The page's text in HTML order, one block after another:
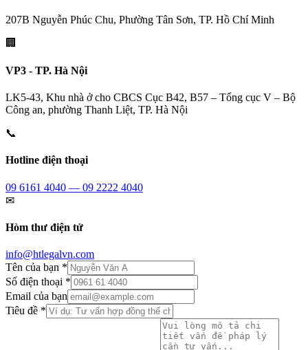
207B Nguyễn Phúc Chu, Phường Tân Sơn, TP. Hồ Chí Minh
🏢
VP3 - TP. Hà Nội
LK5-43, Khu nhà ở cho CBCS Cục B42, B57 – Tổng cục V – Bộ
Công an, phường Thanh Liệt, TP. Hà Nội
📞
Hotline điện thoại
09 6161 4040 — 09 2222 4040
✉
Hòm thư điện tử
info@htlegalvn.com
Tên của bạn *
Số điện thoại *
Email của bạn
Tiêu đề *